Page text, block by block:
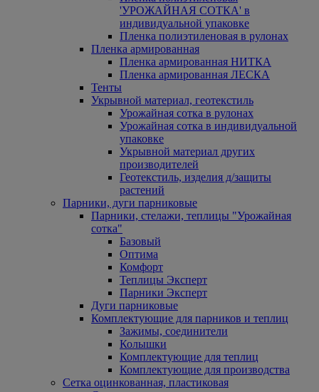
'УРОЖАЙНАЯ СОТКА' в
индивидуальной упаковке
Пленка полиэтиленовая в рулонах
Пленка армированная
Пленка армированная НИТКА
Пленка армированная ЛЕСКА
Тенты
Укрывной материал, геотекстиль
Урожайная сотка в рулонах
Урожайная сотка в индивидуальной
упаковке
Укрывной материал других
производителей
Геотекстиль, изделия д/защиты
растений
Парники, дуги парниковые
Парники, стелажи, теплицы "Урожайная
сотка"
Базовый
Оптима
Комфорт
Теплицы Эксперт
Парники Эксперт
Дуги парниковые
Комплектующие для парников и теплиц
Зажимы, соединители
Колышки
Комплектующие для теплиц
Комплектующие для производства
Сетка оцинкованная, пластиковая